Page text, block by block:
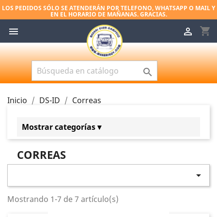
LOS PEDIDOS SÓLO SE ATENDERÁN POR TELEFONO, WHATSAPP O MAIL Y
EN EL HORARIO DE MAÑANAS. GRACIAS.
 shopping_cart


Inicio DS-ID Correas
Mostrar categorías ▾
DS-ID
Hidráulicos
Instrumentación
Filtros
CORREAS

Mostrando 1-7 de 7 artículo(s)